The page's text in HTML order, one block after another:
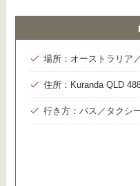
場所：オーストラリア
住所：Kuranda QLD
行き方：バス／タクシ